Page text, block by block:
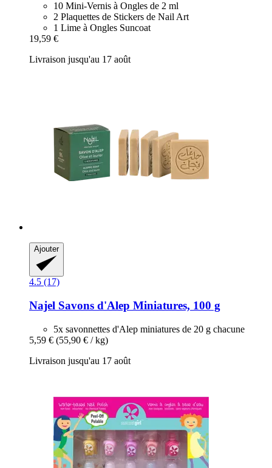
10 Mini-Vernis à Ongles de 2 ml
2 Plaquettes de Stickers de Nail Art
1 Lime à Ongles Suncoat
19,59 €
Livraison jusqu'au 17 août
Ajouter
4.5 (17)
Najel Savons d'Alep Miniatures, 100 g
5x savonnettes d'Alep miniatures de 20 g chacune
5,59 € (55,90 € / kg)
Livraison jusqu'au 17 août